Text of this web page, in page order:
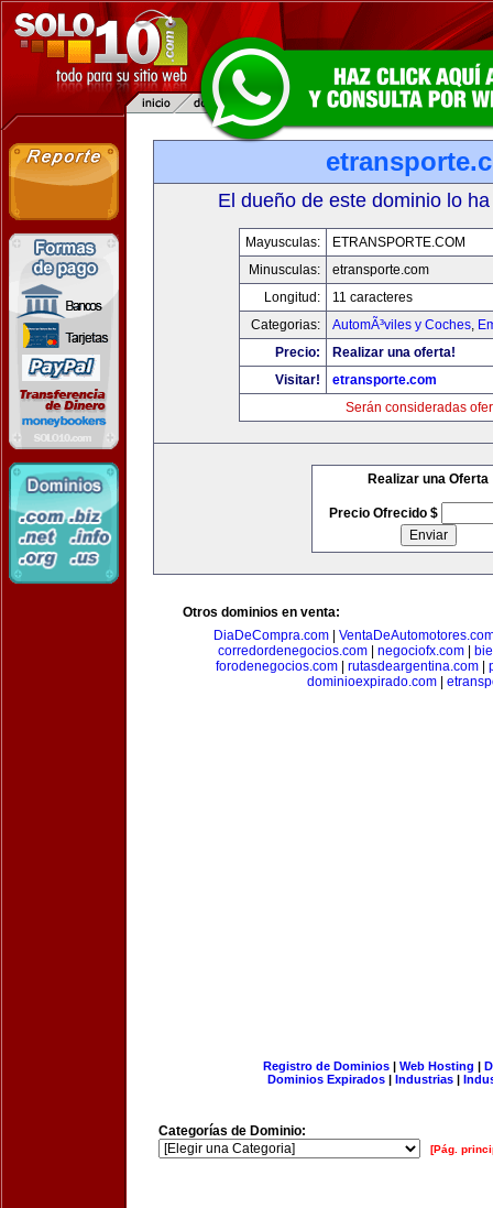
El dueño de este dominio lo
Mayusculas:
ETRANSPORTE.COM
Minusculas:
etransporte.com
Longitud:
11 caracteres
Categorias:
AutomÃ³viles y Coches,
Precio:
Realizar una oferta!
Visitar!
etransporte.com
Serán consideradas
Realizar una Oferta
Precio Ofrecido $
Otros dominios en venta:
DiaDeCompra.com|
corredordenegocios.com
negociofx.com
forodenegocios.com| rutasdeargentina.com|
dominioexpirado.com|
Registro de Dominios| Web Hosting |
Dominios Expirados | Industrias |
Categorías de Dominio:
[Pág.